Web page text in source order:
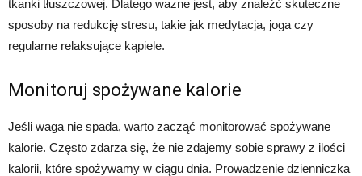
tkanki tłuszczowej. Dlatego ważne jest, aby znaleźć skuteczne
sposoby na redukcję stresu, takie jak medytacja, joga czy
regularne relaksujące kąpiele.
Monitoruj spożywane kalorie
Jeśli waga nie spada, warto zacząć monitorować spożywane
kalorie. Często zdarza się, że nie zdajemy sobie sprawy z ilości
kalorii, które spożywamy w ciągu dnia. Prowadzenie dzienniczka